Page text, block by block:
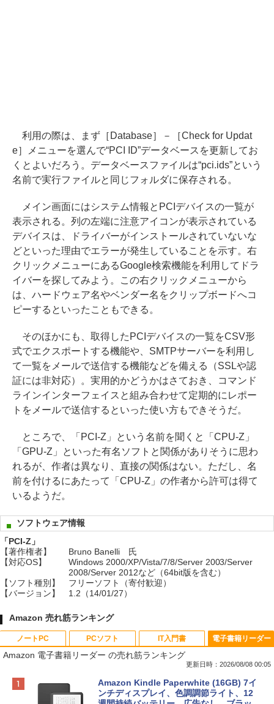
利用の際は、まず［Database］－［Check for Updat
e］メニューを選んで“PCI ID”データベースを更新してお
くとよいだろう。データベースファイルは“pci.ids”という
名前で実行ファイルと同じフォルダに保存される。
メイン画面にはシステム情報とPCIデバイスの一覧が
表示される。列の左端に注意アイコンが表示されている
デバイスは、ドライバーがインストールされていないな
どといった理由でエラーが発生していることを示す。右
クリックメニューにあるGoogle検索機能を利用してドラ
イバーを探してみよう。この右クリックメニューから
は、ハードウェア名やベンダー名をクリップボードへコ
ピーするといったこともできる。
そのほかにも、取得したPCIデバイスの一覧をCSV形
式でエクスポートする機能や、SMTPサーバーを利用し
て一覧をメールで送信する機能などを備える（SSLや認
証には非対応）。実用的かどうかはさておき、コマンド
ラインインターフェイスと組み合わせて定期的にレポー
トをメールで送信するといった使い方もできそうだ。
ところで、「PCI-Z」という名前を聞くと「CPU-Z」
「GPU-Z」といった有名ソフトと関係がありそうに思わ
れるが、作者は異なり、直接の関係はない。ただし、名
前を付けるにあたって「CPU-Z」の作者から許可は得て
いるようだ。
ソフトウェア情報
「PCI-Z」
【著作権者】
Bruno Banelli 氏
【対応OS】
Windows 2000/XP/Vista/7/8/Server 2003/Server
2008/Server 2012など（64bit版を含む）
【ソフト種別】
フリーソフト（寄付歓迎）
【バージョン】
1.2（14/01/27）
Amazon 売れ筋ランキング
ノートPC
Apple 2026 MacBook Neo A18 Proチッ
プ搭載13インチノートブック：AIとAppl
PCソフト
Robloxギフトカード - 800 Robux 【限
定バーチャルアイテムを含む】 【オンラ
IT入門書
生成AIパスポート公式テキスト 第４版
電子書籍リーダー
Amazon 電子書籍リーダー の売れ筋ランキング
更新日時：2026/08/08 00:05
Amazon Kindle Paperwhite (16GB) 7イ
ンチディスプレイ、色調調節ライト、12